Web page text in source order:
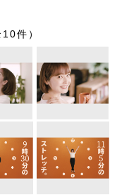
件）